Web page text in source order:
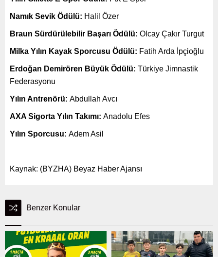
Namık Sevik Ödülü: Halil Özer
Braun Sürdürülebilir Başarı Ödülü: Olcay Çakır Turgut
Milka Yılın Kayak Sporcusu Ödülü: Fatih Arda İpçioğlu
Erdoğan Demirören Büyük Ödülü: Türkiye Jimnastik
Federasyonu
Yılın Antrenörü: Abdullah Avcı
AXA Sigorta Yılın Takımı: Anadolu Efes
Yılın Sporcusu: Adem Asil
Kaynak: (BYZHA) Beyaz Haber Ajansı
Benzer Konular